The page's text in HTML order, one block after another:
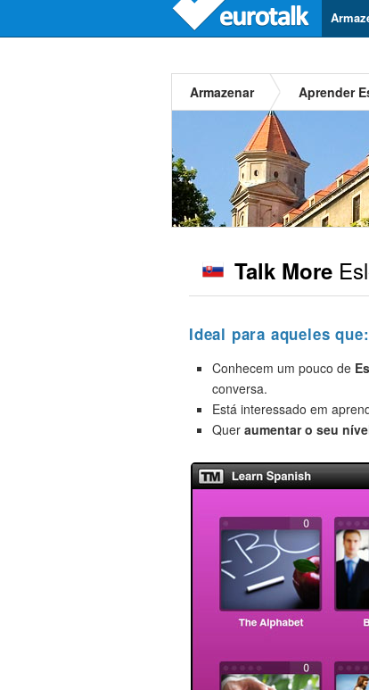
Armazenar Aprender
Talk More
Ideal para aqueles que:
Conhecem um pouco de
conversa.
Está interessado em
Quer aumentar o seu